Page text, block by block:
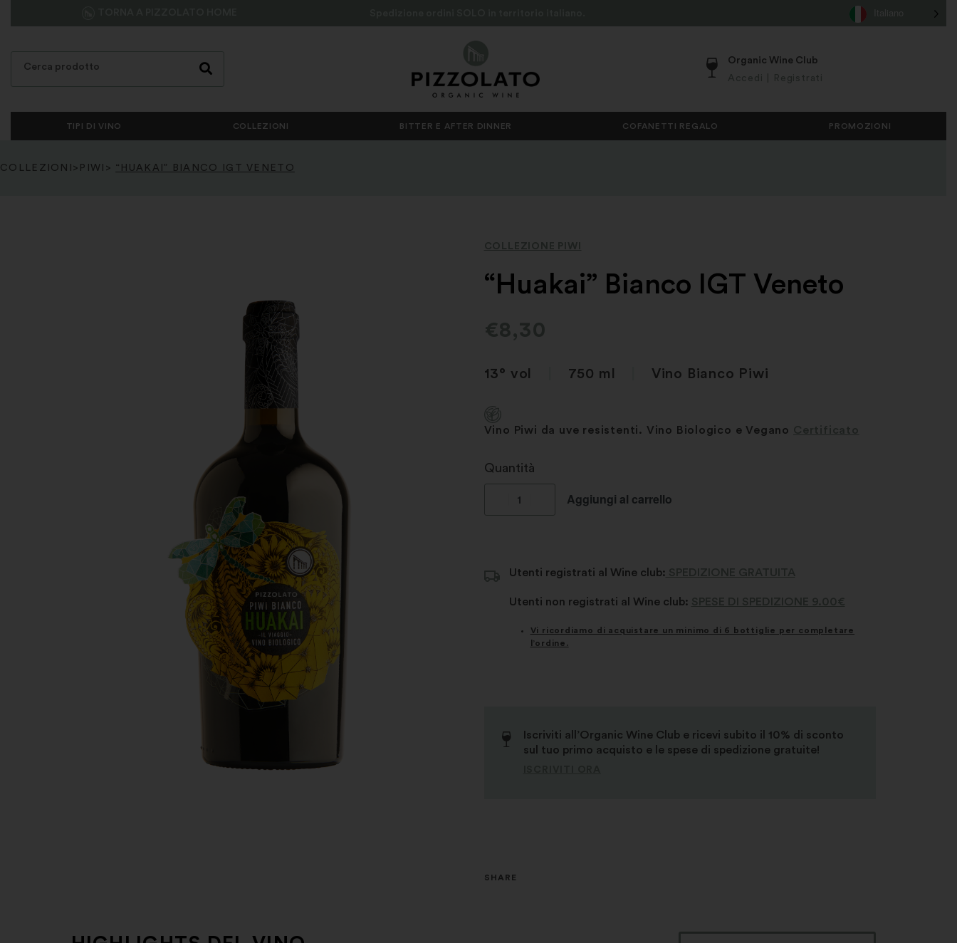
Organic Wine Club
TIPI DI VINO COLLEZIONI BITTER E AFTER DINNER COFANETTI REGALO PROMOZIONI
COLLEZIONI > PIWI > “HUAKAI” BIANCO IGT VENETO
“Huakai” Bianco IGT Veneto
13° vol 750 ml Vino Bianco Piwi
Vino Piwi da uve resistenti. Vino Biologico e Vegano
Quantità
Aggiungi al carrello
Utenti registrati al Wine club:
Utenti non registrati al Wine club:
Vi ricordiamo di acquistare un minimo di 6 bottiglie per completare
l’ordine.
Iscriviti all’Organic Wine Club e ricevi subito il 10% di sconto
sul tuo primo acquisto e le spese di spedizione gratuite!
SHARE